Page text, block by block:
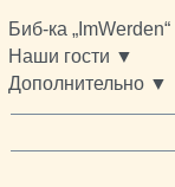
Биб-ка „ImWerden“
Наши гости ▼
Дополнительно ▼